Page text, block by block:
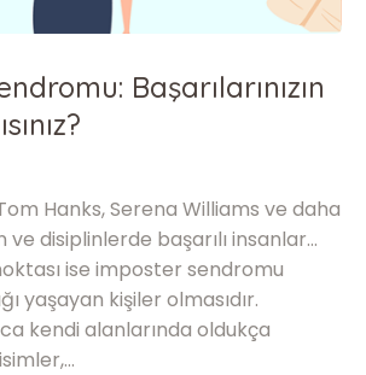
Başarılarınızın
Hanks, Serena Williams ve daha
ve disiplinlerde başarılı insanlar…
ise imposter sendromu
yaşayan kişiler olmasıdır.
kendi alanlarında oldukça